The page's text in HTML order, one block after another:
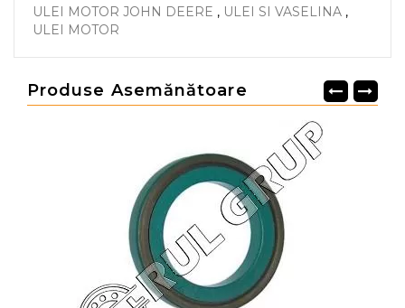
ULEI MOTOR JOHN DEERE , ULEI SI VASELINA ,
ULEI MOTOR
Produse Asemănătoare